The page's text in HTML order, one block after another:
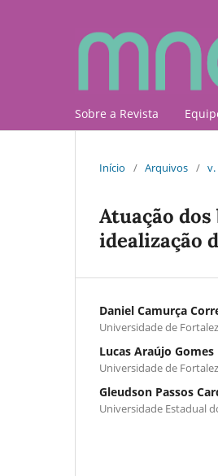
Sobre a Revista
Início / Arquivos / v.
Atuação
idealização
Daniel Camurça
Universidade de
Lucas Araújo Gomes
Universidade de
Gleudson Passos
Universidade Estadual